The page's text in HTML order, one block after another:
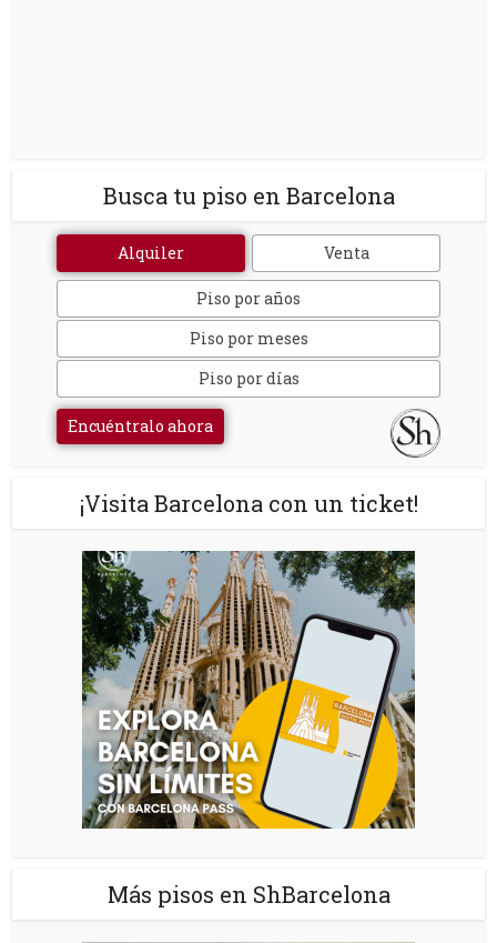
Busca tu piso en Barcelona
Alquiler Venta
Piso por años
Piso por meses
Piso por días
Encuéntralo ahora
¡Visita Barcelona con un ticket!
Más pisos en ShBarcelona